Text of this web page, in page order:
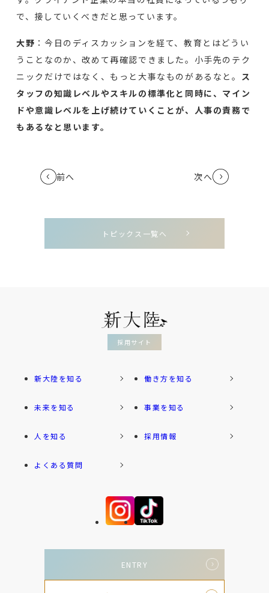
で、接していくべきだと思っています。
大野 ：今日のディスカッションを経て、教育とはどうい
うことなのか、改めて再確認できました。小手先のテク
ニックだけではなく、もっと大事なものがあるなと。
ス
タッフの知識レベルやスキルの標準化と同時に、マイン
ドや意識レベルを上げ続けていくことが、人事の責務で
もあるなと思います。
前へ 次へ
トピックス一覧へ
採用サイト
新大陸を知る 働き方を知る
未来を知る 事業を知る
人を知る 採用情報
よくある質問
ENTRY